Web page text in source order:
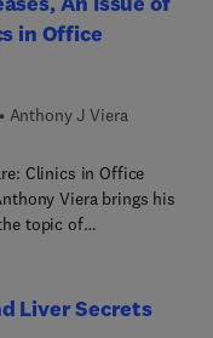
of neoplastic
and clinical
and more uniform
system and
in Office
Anthony J Viera
Clinics in Office
Viera brings his
topic of
post-COVID
Liver Secrets